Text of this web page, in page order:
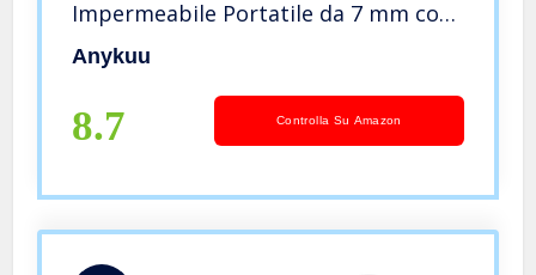
Impermeabile Portatile da 7 mm con
Allarme Sonoro 110DB e 1.5m
Scooter Allarme Blocco Disco
Anykuu
8.7 Controlla Su Amazon